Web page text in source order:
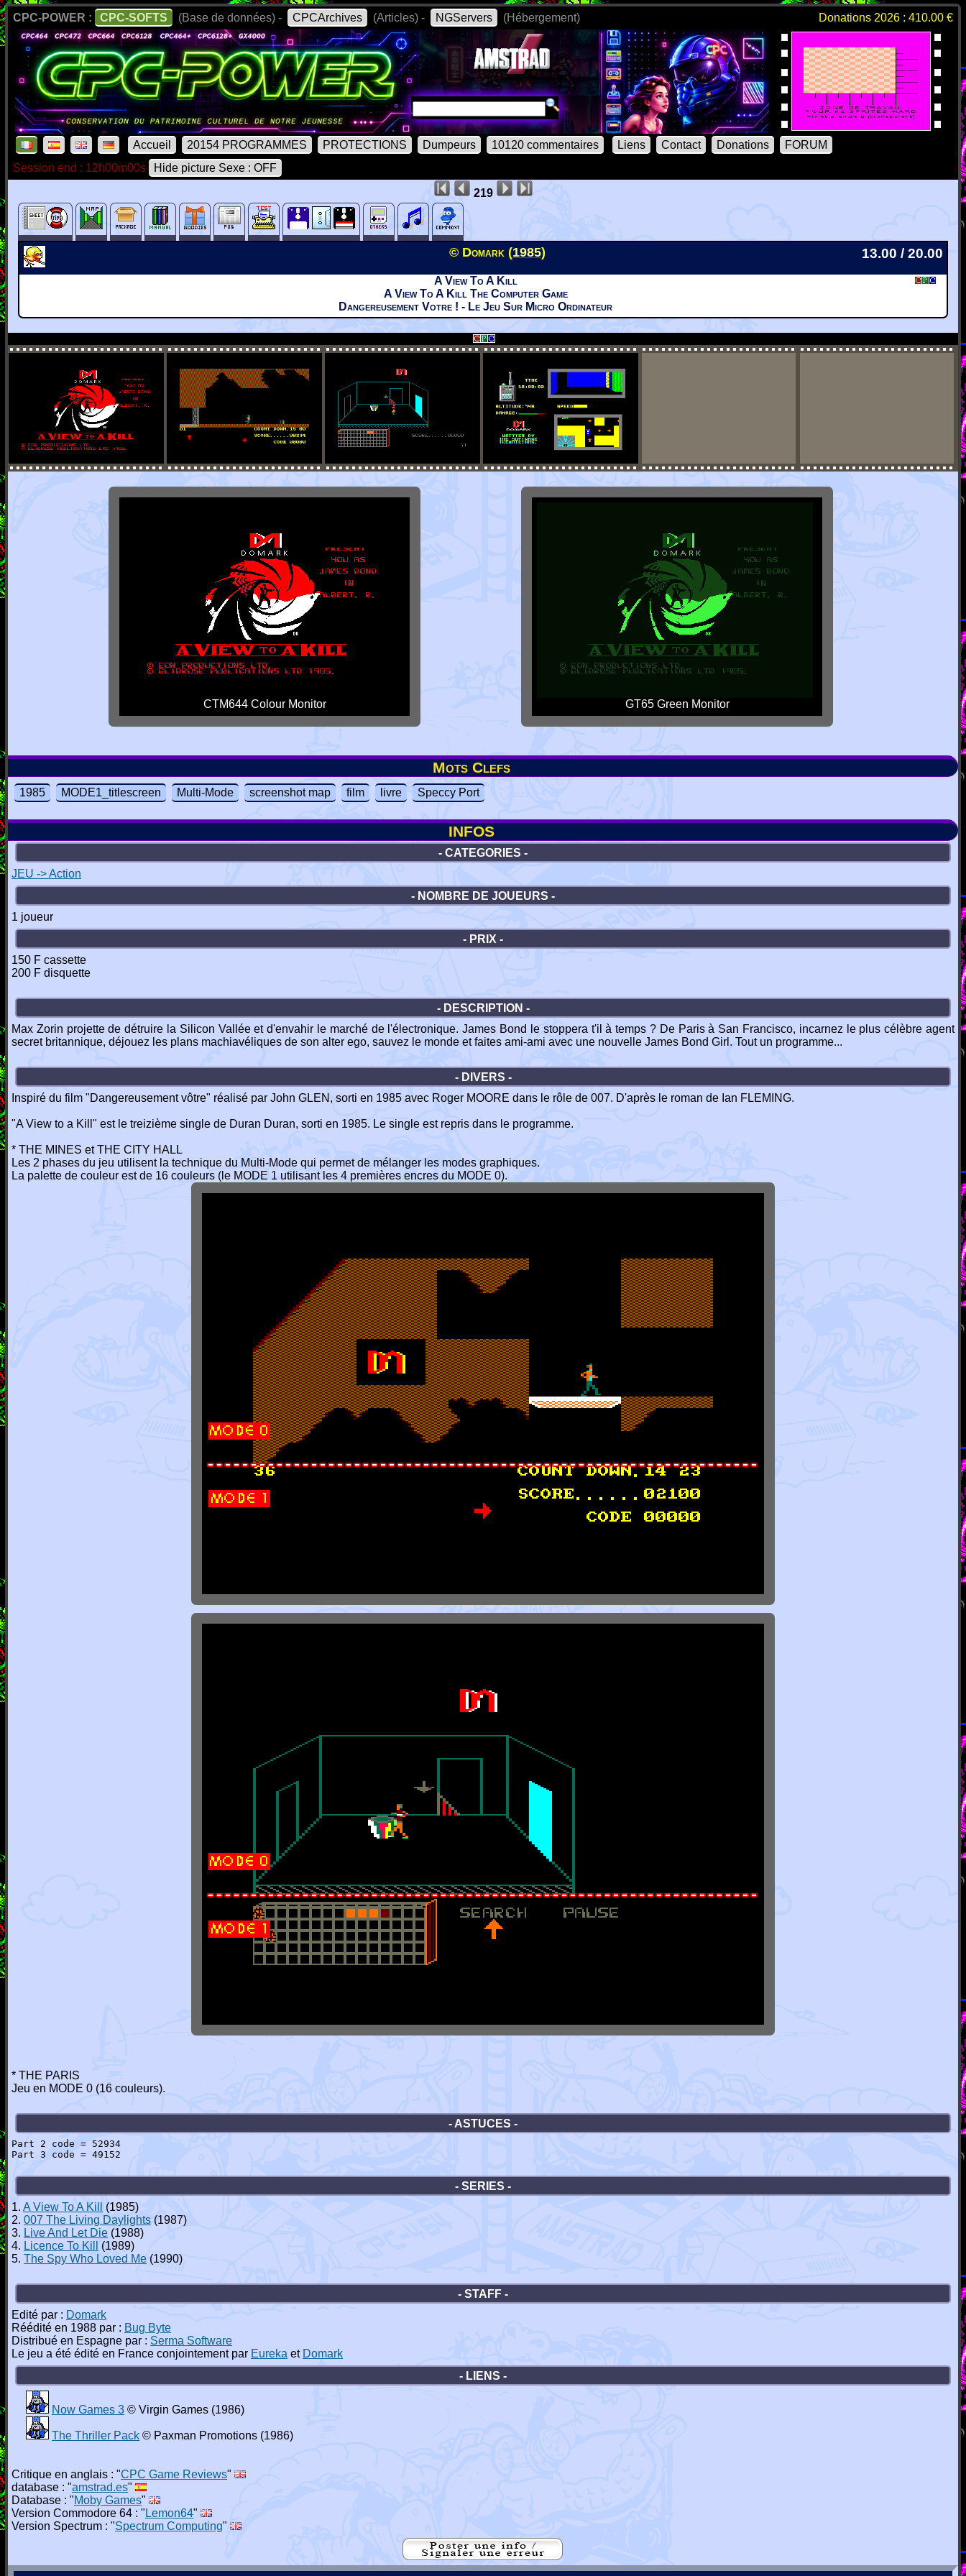
CPC-POWER : CPC-SOFTS (Base de données) - CPCArchives (Articles) - NGServers (Hébergement) Donations 2026 : 410.00 €
Accueil 20154 PROGRAMMES PROTECTIONS Dumpeurs 10120 commentaires Liens Contact Donations
FORUM
Session end : 12h00m00s
Hide picture Sexe : OFF
219
© Domark (1985) 13.00 / 20.00
A View To A Kill
A View To A Kill The Computer Game
Dangereusement Votre ! - Le Jeu Sur Micro Ordinateur
CTM644 Colour Monitor GT65 Green Monitor
Mots Clefs
1985 MODE1_titlescreen Multi-Mode screenshot map film livre Speccy Port
INFOS
- CATEGORIES -
JEU -> Action
- NOMBRE DE JOUEURS -
1 joueur
- PRIX -
150 F cassette
200 F disquette
- DESCRIPTION -
Max Zorin projette de détruire la Silicon Vallée et d'envahir le marché de l'électronique. James Bond le stoppera t'il à temps ? De Paris à San Francisco, incarnez le plus célèbre agent
secret britannique, déjouez les plans machiavéliques de son alter ego, sauvez le monde et faites ami-ami avec une nouvelle James Bond Girl. Tout un programme...
- DIVERS -
Inspiré du film "Dangereusement vôtre" réalisé par John GLEN, sorti en 1985 avec Roger MOORE dans le rôle de 007. D'après le roman de Ian FLEMING.
"A View to a Kill" est le treizième single de Duran Duran, sorti en 1985. Le single est repris dans le programme.
* THE MINES et THE CITY HALL
Les 2 phases du jeu utilisent la technique du Multi-Mode qui permet de mélanger les modes graphiques.
La palette de couleur est de 16 couleurs (le MODE 1 utilisant les 4 premières encres du MODE 0).
* THE PARIS
Jeu en MODE 0 (16 couleurs).
- ASTUCES -
Part 2 code = 52934
Part 3 code = 49152
- SERIES -
1. A View To A Kill
(1985)
2. 007 The Living Daylights (1987)
3. Live And Let Die (1988)
4. Licence To Kill
(1989)
5. The Spy Who Loved Me (1990)
- STAFF -
Edité par : Domark
Réédité en 1988 par : Bug Byte
Distribué en Espagne par : Serma Software
Le jeu a été édité en France conjointement par Eureka et Domark
- LIENS -
Now Games 3 © Virgin Games (1986)
The Thriller Pack © Paxman Promotions (1986)
Critique en anglais : "CPC Game Reviews"
database : "amstrad.es"
Database : "Moby Games"
Version Commodore 64 : " Lemon64"
Version Spectrum : "Spectrum Computing"